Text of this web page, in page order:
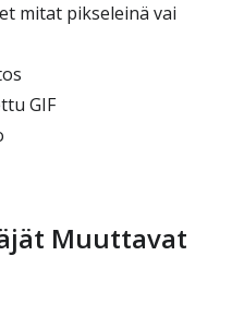
mitat pikseleinä vai
GIF
Muuttavat